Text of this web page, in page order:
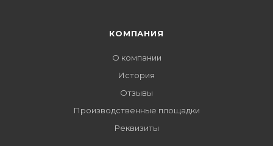
КОМПАНИЯ
О компании
История
Отзывы
Производственные площадки
Реквизиты